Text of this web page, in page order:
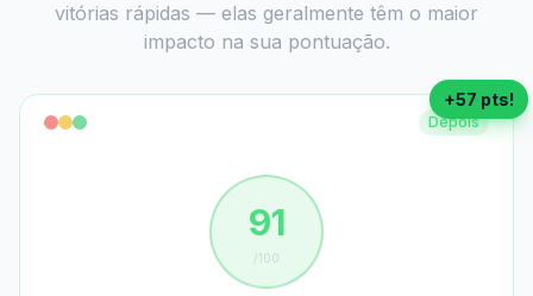
vitórias rápidas — elas geralmente têm o maior
impacto na sua pontuação.
Depois
91
/100
+57 pts!